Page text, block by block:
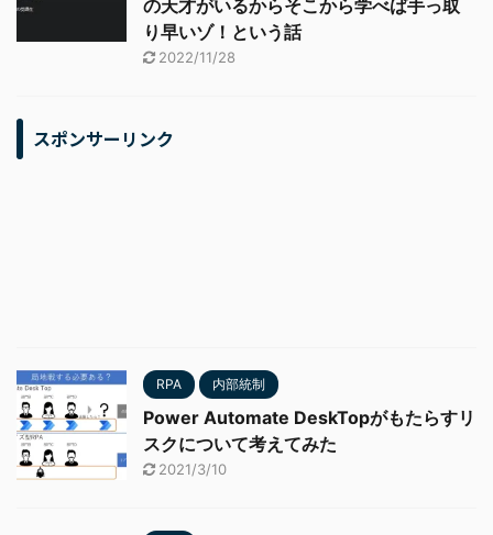
の天才がいるからそこから学べば手っ取
り早いゾ！という話
2022/11/28
スポンサーリンク
RPA 内部統制
Power Automate DeskTopがもたらすリ
スクについて考えてみた
2021/3/10